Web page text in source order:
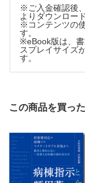
よう！
6 医者も見た
今までの常識
の正しい身
いる／医師
臨床推論を学
1 「めまい」
「問題点」
臨床推論とい
決／「誤変
げよう！
※ご入金確認後
よりダウンロー
※コンテンツの
す。
※eBook版は、書
スプレイサイズ
す。
この商品を買っ